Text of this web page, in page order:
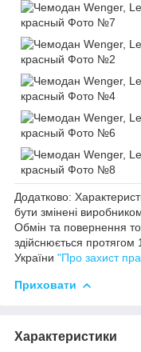
Додатково:
бути змінені
Обмін та повернення
здійснюється протягом
України "Про захист
Приховати
Характеристики